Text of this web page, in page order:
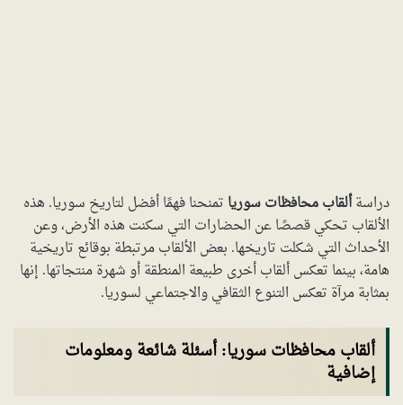
دراسةألقاب محافظات سوريا تمنحنا فهمًا أفضل لتاريخ سوريا. هذه
الألقاب تحكي قصصًا عن الحضارات التي سكنت هذه الأرض، وعن
الأحداث التي شكلت تاريخها. بعض الألقاب مرتبطة بوقائع تاريخية
هامة، بينما تعكس ألقاب أخرى طبيعة المنطقة أو شهرة منتجاتها. إنها
بمثابة مرآة تعكس التنوع الثقافي والاجتماعي لسوريا.
ألقاب محافظات سوريا: أسئلة شائعة ومعلومات
إضافية